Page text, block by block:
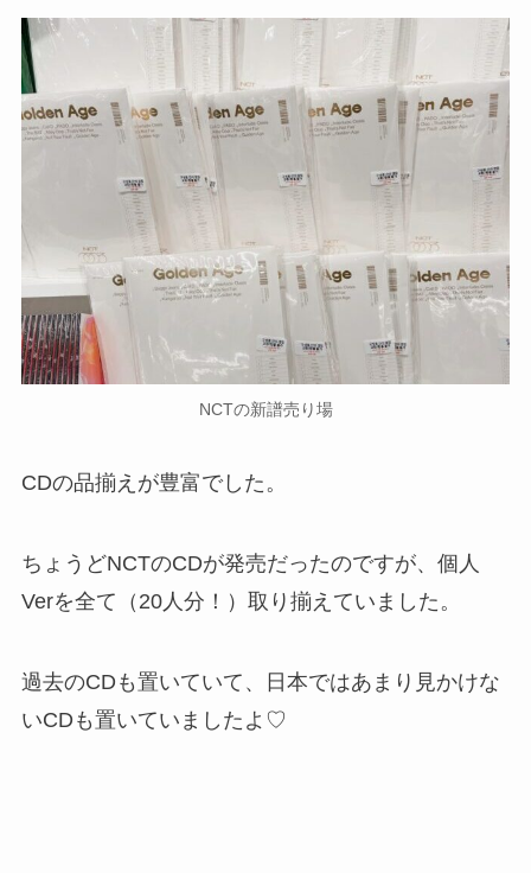
NCTの新譜売り場
CDの品揃えが豊富でした。
ちょうどNCTのCDが発売だったのですが、個人
Verを全て（20人分！）取り揃えていました。
過去のCDも置いていて、日本ではあまり見かけな
いCDも置いていましたよ♡